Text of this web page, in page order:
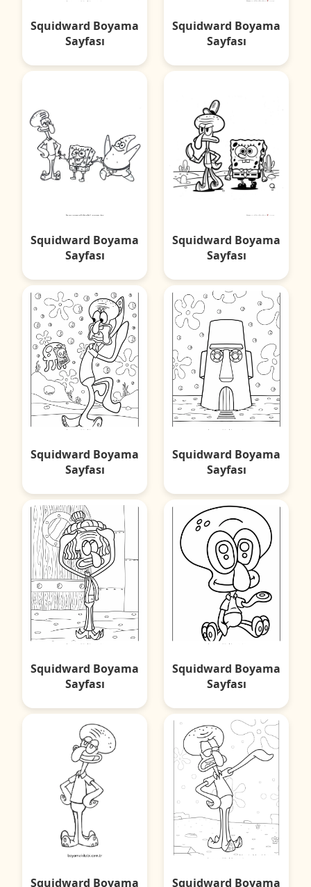
Squidward Boyama
Sayfası
Squidward Boyama
Sayfası
Squidward Boyama
Sayfası
Squidward Boyama
Sayfası
Squidward Boyama
Sayfası
Squidward Boyama
Sayfası
Squidward Boyama
Sayfası
Squidward Boyama
Sayfası
Squidward Boyama Squidward Boyama